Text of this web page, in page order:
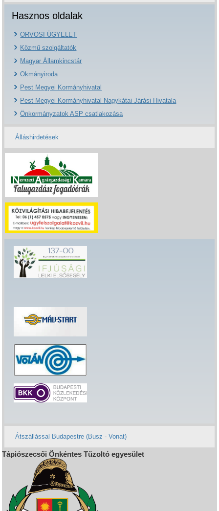
Hasznos oldalak
ORVOSI ÜGYELET
Közmű szolgáltatók
Magyar Államkincstár
Okmányiroda
Pest Megyei Kormányhivatal
Pest Megyei Kormányhivatal Nagykátai Járási Hivatala
Önkormányzatok ASP csatlakozása
Álláshirdetések
Átszállással Budapestre (Busz - Vonat)
Tápiószecsői Önkéntes Tűzoltó egyesület